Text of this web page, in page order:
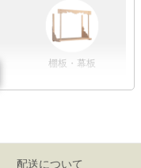
棚板・幕板
配送について